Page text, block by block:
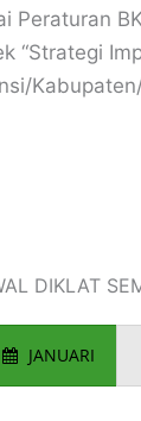
Peraturan
“Strategi
DIKLAT
JANUARI